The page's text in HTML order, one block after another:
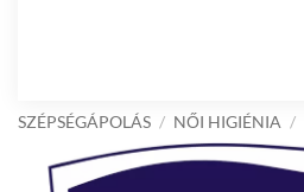
SZÉPSÉGÁPOLÁS / NŐI HIGIÉNIA /